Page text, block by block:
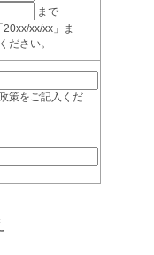
まで
xx/xx」ま
さい。
策をご記入くだ